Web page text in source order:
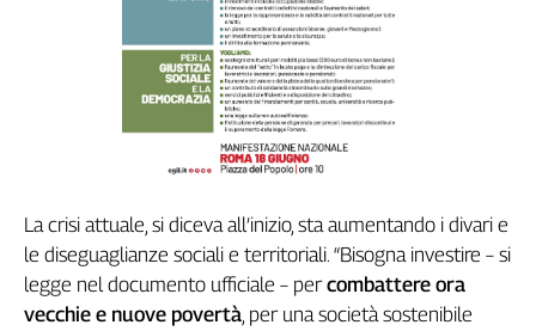
L'Italia
nel
Lavoro
La crisi attuale, si diceva all’inizio, sta aumentando i divari e
le diseguaglianze sociali e territoriali. “Bisogna investire – si
legge nel documento ufficiale – percombattere ora
vecchie e nuove povertà, per una società sostenibile